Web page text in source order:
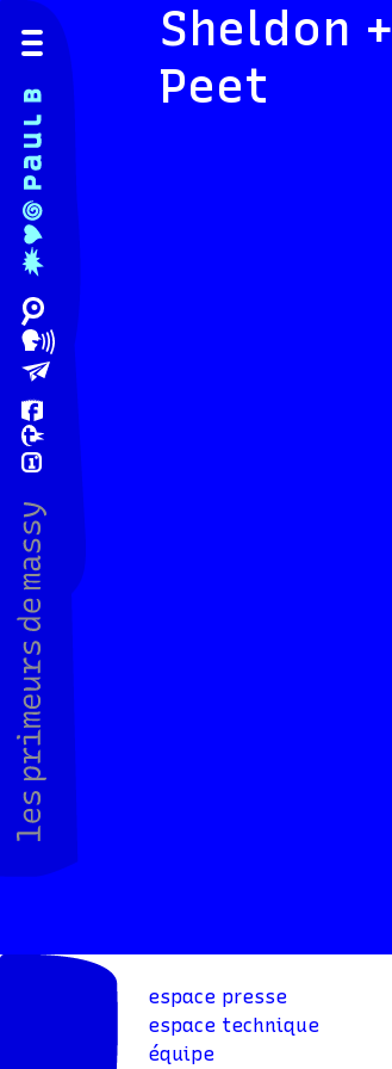
Sheldon +
Peet
espace presse
espace technique
équipe